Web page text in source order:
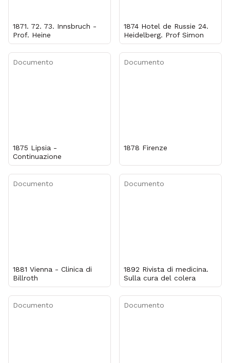
1871. 72. 73. Innsbruch -
Prof. Heine
1874 Hotel de Russie 24.
Heidelberg. Prof Simon
Documento
1875 Lipsia -
Continuazione
Documento
1878 Firenze
Documento
1881 Vienna - Clinica di
Billroth
Documento
1892 Rivista di medicina.
Sulla cura del colera
Documento Documento